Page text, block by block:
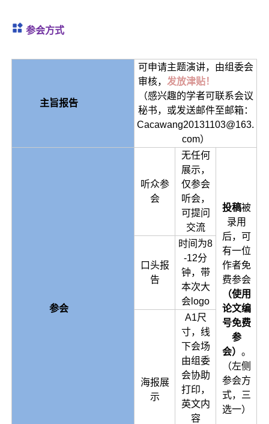
参会方式
主旨报告
可申请主题演讲，由组委会
审核， 发放津贴！
（感兴趣的学者可联系会议
秘书，或发送邮件至邮箱：
Cacawang20131103@163.
com）
参会
听众参
会
无任何
展示，
仅参会
听会，
可提问
交流
投稿被
录用
后，可
有一位
作者免
费参会
（使用
论文编
号免费
参
会） 。
（左侧
参会方
式，三
选一）
口头报
告
时间为8
-12分
钟，带
本次大
会logo
海报展
示
A1尺
寸，线
下会场
由组委
会协助
打印，
英文内
容